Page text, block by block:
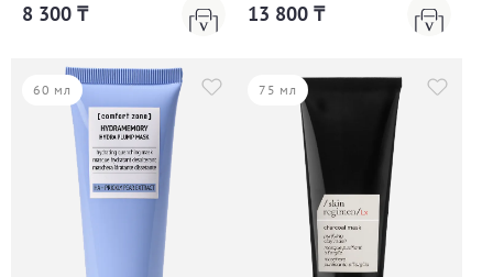
8 300 ₸ 13 800 ₸
60 мл 75 мл